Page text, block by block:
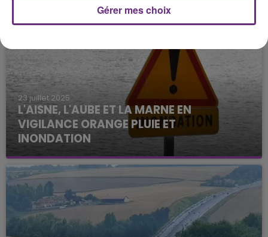
23 juillet 2025
L'AISNE, L'AUBE ET LA MARNE EN
VIGILANCE ORANGE PLUIE ET
INONDATION
Gérer mes choix